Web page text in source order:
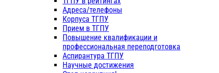
Адреса/телефоны
Корпуса ТГПУ
Прием в ТГПУ
Повышение квалификации и
профессиональная переподготовка
Аспирантура ТГПУ
Научные достижения